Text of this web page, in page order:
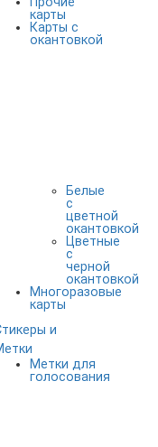
карты
Карты с
окантовкой
Белые
с
цветной
окантовкой
Цветные
с
черной
окантовкой
Многоразовые
карты
и
Метки для
голосования